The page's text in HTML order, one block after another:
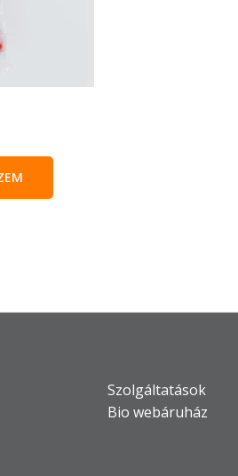
Szolgáltatások
Bio webáruház